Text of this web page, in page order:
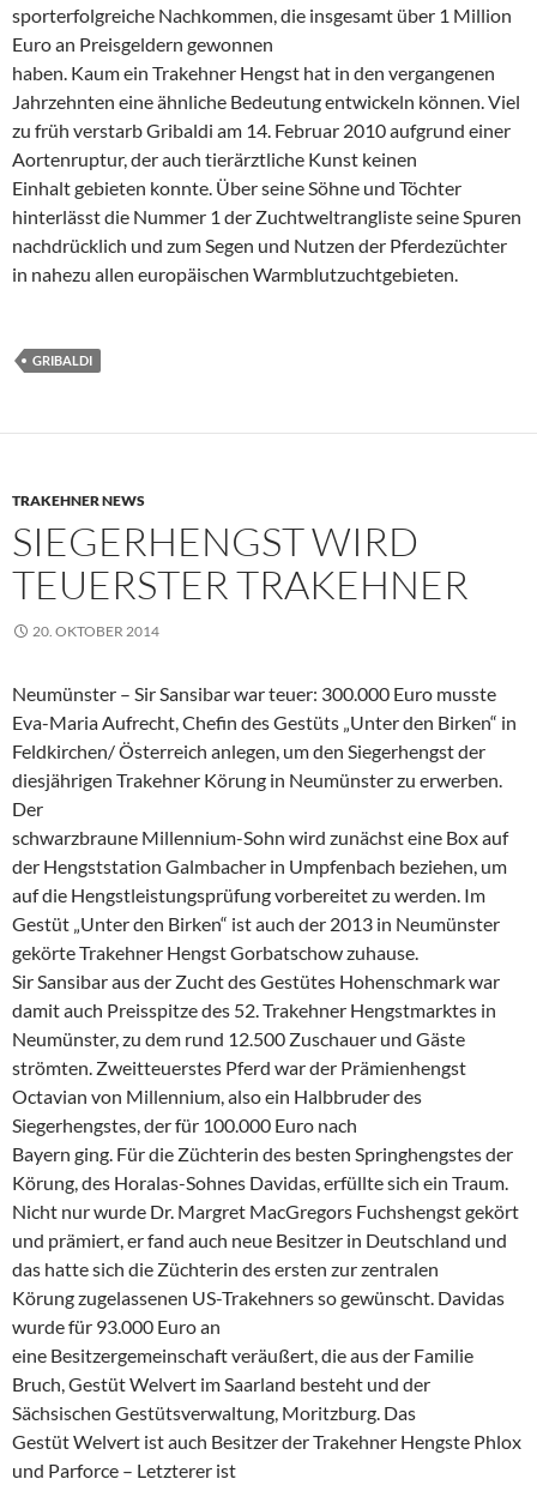
sporterfolgreiche Nachkommen, die insgesamt über 1 Million
Euro an Preisgeldern gewonnen
haben. Kaum ein Trakehner Hengst hat in den vergangenen
Jahrzehnten eine ähnliche Bedeutung entwickeln können. Viel
zu früh verstarb Gribaldi am 14. Februar 2010 aufgrund einer
Aortenruptur, der auch tierärztliche Kunst keinen
Einhalt gebieten konnte. Über seine Söhne und Töchter
hinterlässt die Nummer 1 der Zuchtweltrangliste seine Spuren
nachdrücklich und zum Segen und Nutzen der Pferdezüchter
in nahezu allen europäischen Warmblutzuchtgebieten.
GRIBALDI
TRAKEHNER NEWS
SIEGERHENGST WIRD
TEUERSTER TRAKEHNER
20. OKTOBER 2014
Neumünster – Sir Sansibar war teuer: 300.000 Euro musste
Eva-Maria Aufrecht, Chefin des Gestüts „Unter den Birken“ in
Feldkirchen/ Österreich anlegen, um den Siegerhengst der
diesjährigen Trakehner Körung in Neumünster zu erwerben.
Der
schwarzbraune Millennium-Sohn wird zunächst eine Box auf
der Hengststation Galmbacher in Umpfenbach beziehen, um
auf die Hengstleistungsprüfung vorbereitet zu werden. Im
Gestüt „Unter den Birken“ ist auch der 2013 in Neumünster
gekörte Trakehner Hengst Gorbatschow zuhause.
Sir Sansibar aus der Zucht des Gestütes Hohenschmark war
damit auch Preisspitze des 52. Trakehner Hengstmarktes in
Neumünster, zu dem rund 12.500 Zuschauer und Gäste
strömten. Zweitteuerstes Pferd war der Prämienhengst
Octavian von Millennium, also ein Halbbruder des
Siegerhengstes, der für 100.000 Euro nach
Bayern ging. Für die Züchterin des besten Springhengstes der
Körung, des Horalas-Sohnes Davidas, erfüllte sich ein Traum.
Nicht nur wurde Dr. Margret MacGregors Fuchshengst gekört
und prämiert, er fand auch neue Besitzer in Deutschland und
das hatte sich die Züchterin des ersten zur zentralen
Körung zugelassenen US-Trakehners so gewünscht. Davidas
wurde für 93.000 Euro an
eine Besitzergemeinschaft veräußert, die aus der Familie
Bruch, Gestüt Welvert im Saarland besteht und der
Sächsischen Gestütsverwaltung, Moritzburg. Das
Gestüt Welvert ist auch Besitzer der Trakehner Hengste Phlox
und Parforce – Letzterer ist